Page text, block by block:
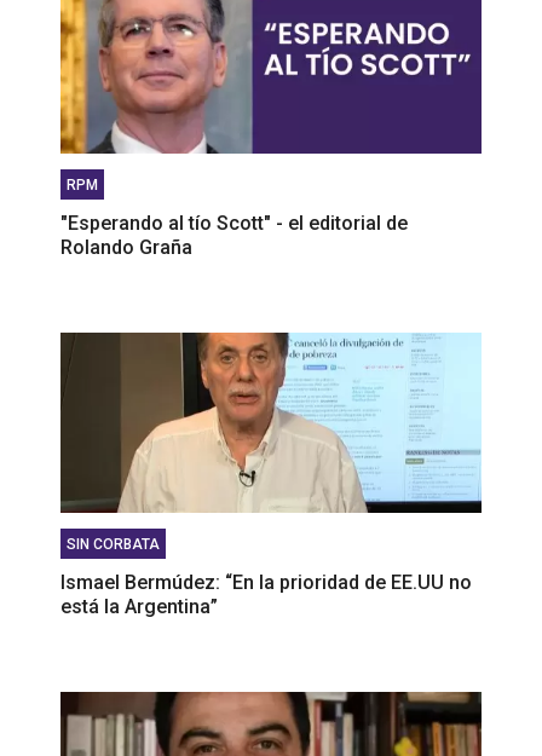
RPM
"Esperando al tío Scott" - el editorial de
Rolando Graña
SIN CORBATA
Ismael Bermúdez: “En la prioridad de EE.UU no
está la Argentina”